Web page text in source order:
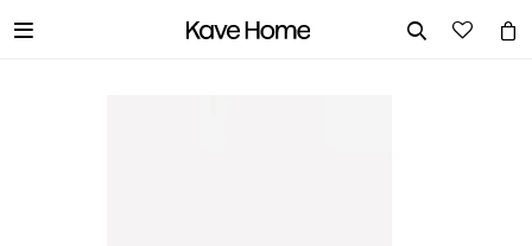
 